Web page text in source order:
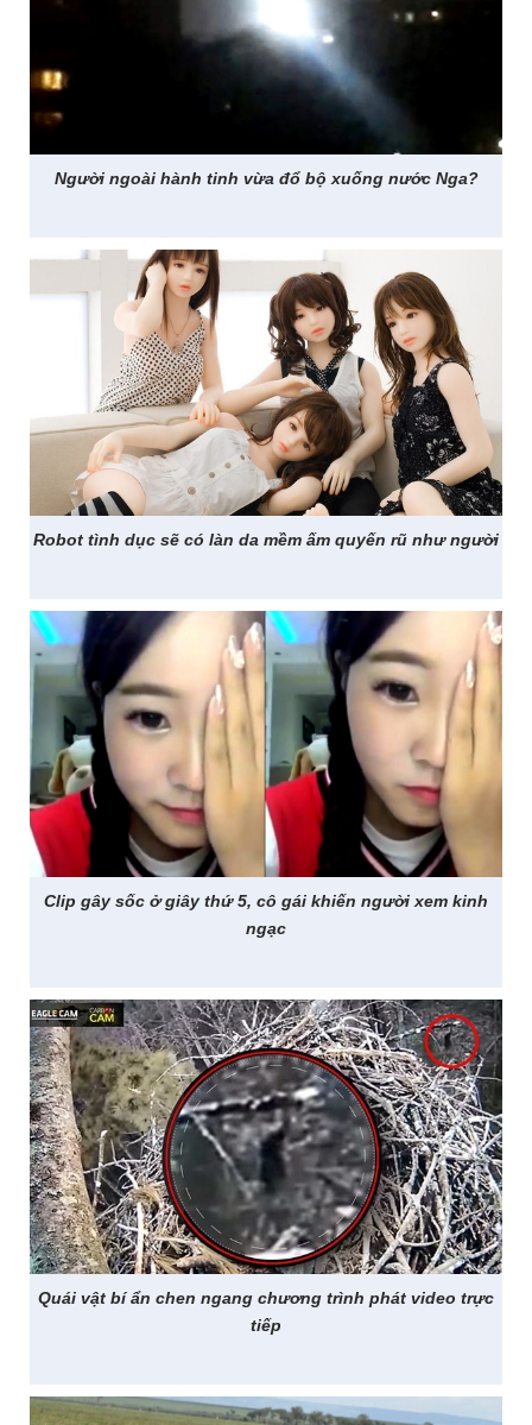
Người ngoài hành tinh vừa đổ bộ xuống nước Nga?
Robot tình dục sẽ có làn da mềm ấm quyến rũ như người
Clip gây sốc ở giây thứ 5, cô gái khiến người xem kinh
ngạc
Quái vật bí ẩn chen ngang chương trình phát video trực
tiếp